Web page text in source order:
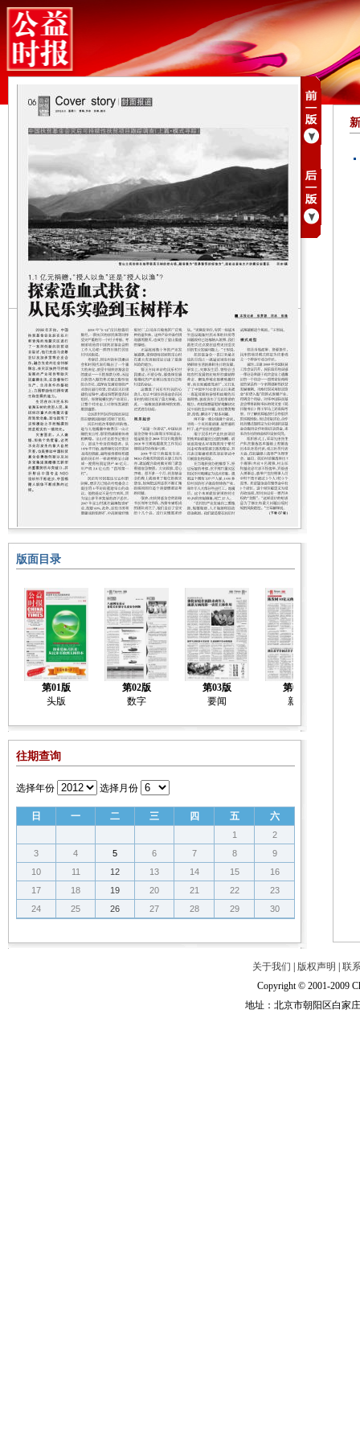
版面目录
第01版
头版
第02版
数字
第03版
要闻
第04版
新闻
往期查询
选择年份 选择月份
日 一 二 三 四 五 六
1
2
3
4 5 6 7 8
9
10
11 12 13 14 15
16
17
18 19 20 21 22
23
24
25 26 27 28 29 30
关于我们 版权声明
联
Copyright © 2001-2009
地址：北京市朝阳区白家